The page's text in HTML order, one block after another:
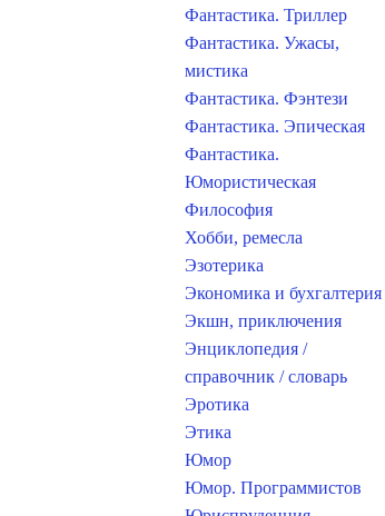
Фантастика. Триллер
Фантастика. Ужасы,
мистика
Фантастика. Фэнтези
Фантастика. Эпическая
Фантастика.
Юмористическая
Философия
Хобби, ремесла
Эзотерика
Экономика и бухгалтерия
Экшн, приключения
Энциклопедия /
справочник / словарь
Эротика
Этика
Юмор
Юмор. Программистов